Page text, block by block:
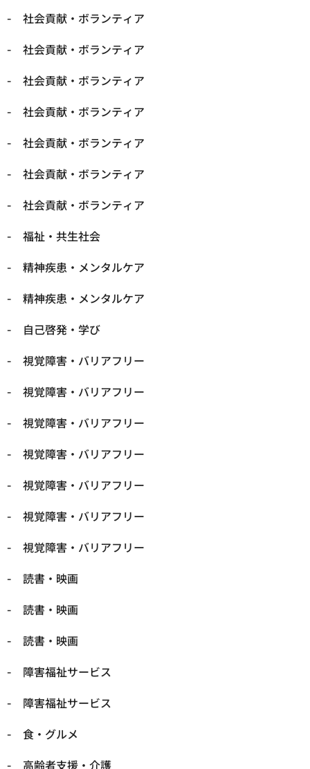
社会貢献・ボランティア
社会貢献・ボランティア
社会貢献・ボランティア
社会貢献・ボランティア
社会貢献・ボランティア
社会貢献・ボランティア
社会貢献・ボランティア
福祉・共生社会
精神疾患・メンタルケア
精神疾患・メンタルケア
自己啓発・学び
視覚障害・バリアフリー
視覚障害・バリアフリー
視覚障害・バリアフリー
視覚障害・バリアフリー
視覚障害・バリアフリー
視覚障害・バリアフリー
視覚障害・バリアフリー
読書・映画
読書・映画
読書・映画
障害福祉サービス
障害福祉サービス
食・グルメ
高齢者支援・介護